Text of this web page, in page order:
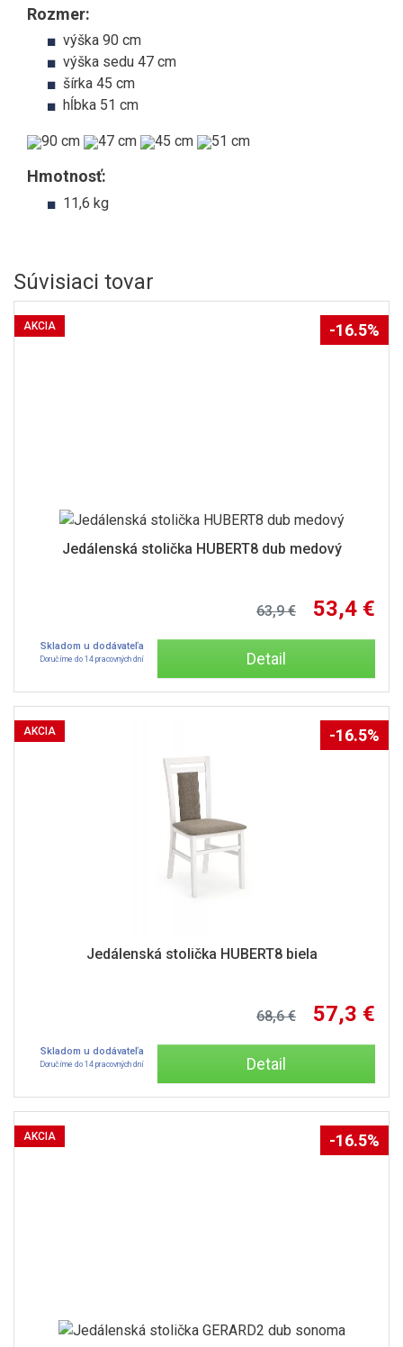
Rozmer:
výška 90 cm
výška sedu 47 cm
šírka 45 cm
hĺbka 51 cm
90 cm 47 cm 45 cm 51 cm
Hmotnosť:
11,6 kg
Súvisiaci tovar
Jedálenská stolička HUBERT8 dub medový
63,9 € 53,4 €
Skladom u dodávateľa
Doručíme do 14 pracovných dní Detail
AKCIA -16.5%
Jedálenská stolička HUBERT8 biela
68,6 € 57,3 €
Skladom u dodávateľa
Doručíme do 14 pracovných dní Detail
AKCIA -16.5%
AKCIA -16.5%